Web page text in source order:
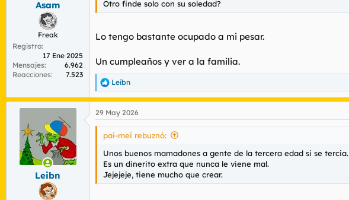
Asam
Freak
Registro
17 Ene 2025
Mensajes
6.962
Reacciones
7.523
Otro finde solo con su soledad?
Lo tengo bastante ocupado a mi pesar.
Un cumpleaños y ver a la familia.
R
e
a
c
c
Leibn
Leibn
29 May 2026
pai-mei rebuznó:
Unos buenos mamadones a gente de la tercera edad si se tercia.
Es un dinerito extra que nunca le viene mal.
Jejejeje, tiene mucho que crear.